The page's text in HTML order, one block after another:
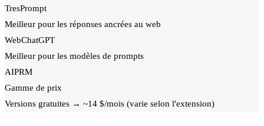
TresPrompt
Meilleur pour les réponses ancrées au web
WebChatGPT
Meilleur pour les modèles de prompts
AIPRM
Gamme de prix
Versions gratuites → ~14 $/mois (varie selon l'extension)